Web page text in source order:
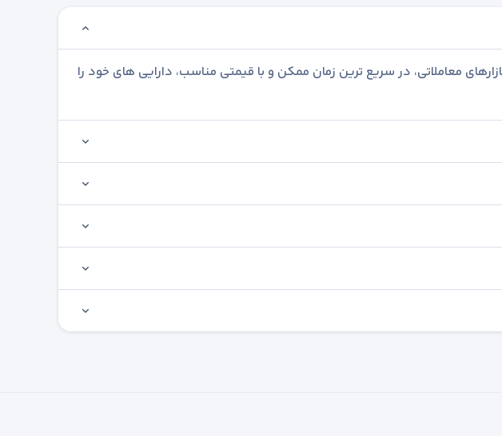
معاملاتی، در سریع ترین زمان ممکن و با قیمتی مناسب، دارایی های خود را